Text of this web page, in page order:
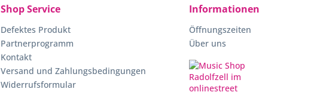
Shop Service
Defektes Produkt
Partnerprogramm
Kontakt
Versand und Zahlungsbedingungen
Widerrufsformular
Informationen
Öffnungszeiten
Über uns